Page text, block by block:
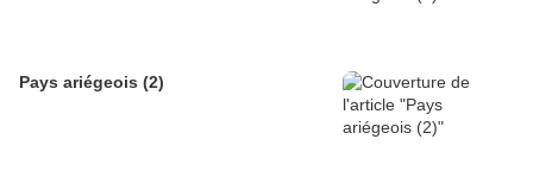
Pays ariégeois (2)